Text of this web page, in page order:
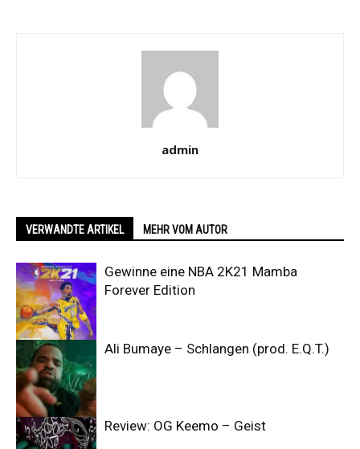
admin
VERWANDTE ARTIKEL MEHR VOM AUTOR
Gewinne eine NBA 2K21 Mamba
Forever Edition
Ali Bumaye – Schlangen (prod. E.Q.T.)
Review: OG Keemo – Geist